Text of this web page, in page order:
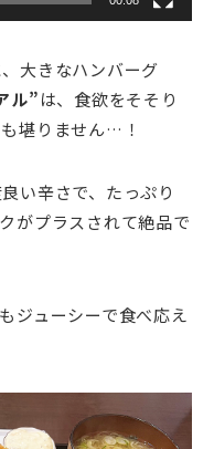
大きなハンバーグ
ル”は、食欲をそそり
堪りません…！
い辛さで、たっぷり
がプラスされて絶品で
ジューシーで食べ応え